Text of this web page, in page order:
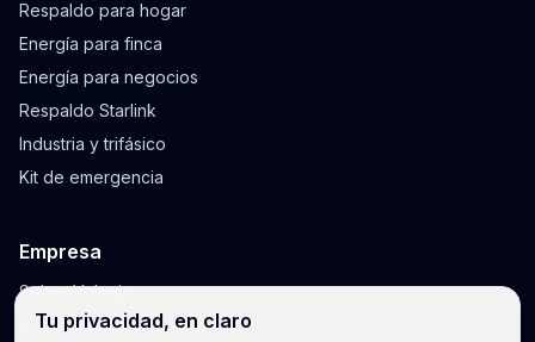
Respaldo para hogar
Energía para finca
Energía para negocios
Respaldo Starlink
Industria y trifásico
Kit de emergencia
Empresa
Sobre Voltaris
Blog y guías
Tu privacidad, en claro